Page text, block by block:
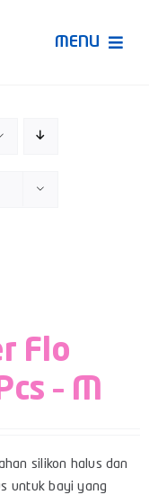
MENU
Flo
– M
silikon halus dan
untuk bayi yang